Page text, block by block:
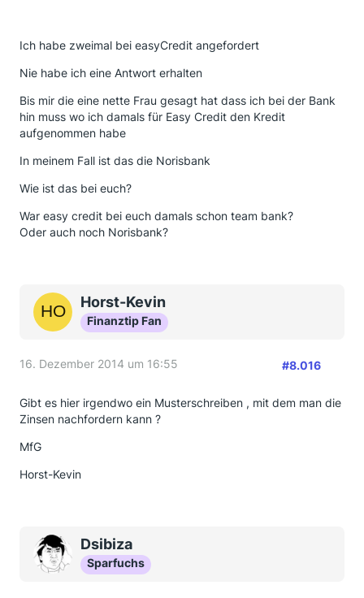
Ich habe zweimal bei easyCredit angefordert
Nie habe ich eine Antwort erhalten
Bis mir die eine nette Frau gesagt hat dass ich bei der Bank
hin muss wo ich damals für Easy Credit den Kredit
aufgenommen habe
In meinem Fall ist das die Norisbank
Wie ist das bei euch?
War easy credit bei euch damals schon team bank?
Oder auch noch Norisbank?
Horst-Kevin
Finanztip Fan
16. Dezember 2014 um 16:55 #8.016
Gibt es hier irgendwo ein Musterschreiben , mit dem man die
Zinsen nachfordern kann ?
MfG
Horst-Kevin
Dsibiza
Sparfuchs